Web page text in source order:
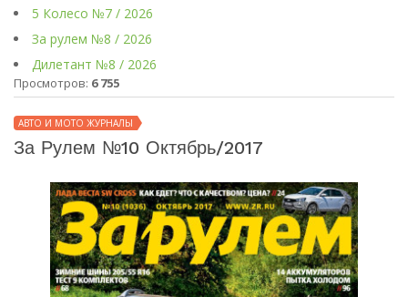
5 Колесо №7 / 2026
За рулем №8 / 2026
Дилетант №8 / 2026
Просмотров: 6 755
АВТО И МОТО ЖУРНАЛЫ
За Рулем №10 Октябрь/2017